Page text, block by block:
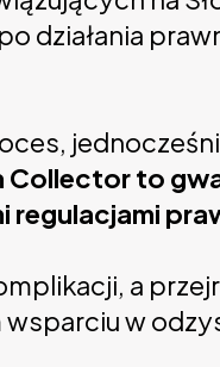
działania
Collector to
regulacjami
a
w